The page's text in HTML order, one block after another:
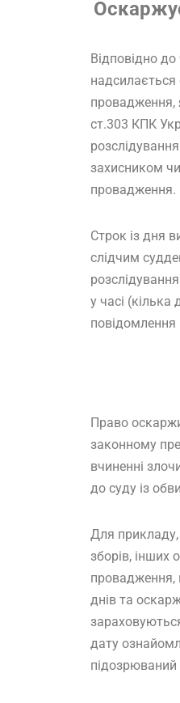
Відповідно
надсилається
провадження,
ст.303 КПК
захисником
провадження.
Строк із дня
слідчим
у часі
повідомлення
Право
законному
вчиненні
до суду із
Для прикладу,
зборів, інших
провадження,
днів та
дату
підозрюваний